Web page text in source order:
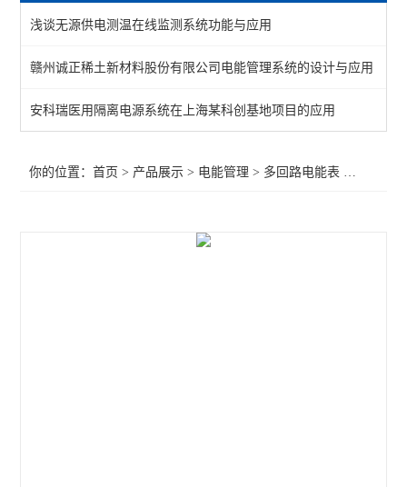
导轨式安装电能表
三相预付费电能表
三相电能计量表
浅谈无源供电测温在线监测系统功能与应用
赣州诚正稀土新材料股份有限公司电能管理系统的设计与应用
安科瑞医用隔离电源系统在上海某科创基地项目的应用
你的位置：首页 > 产品展示 > 电能管理 > 多回路电能表